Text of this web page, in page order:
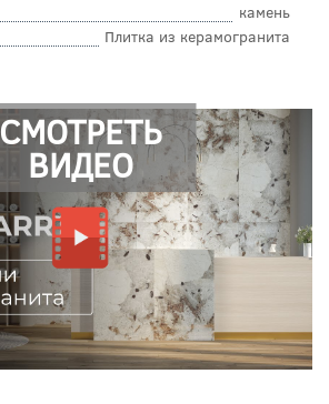
камень
Плитка из керамогранита
СМОТРЕТЬ
ВИДЕО